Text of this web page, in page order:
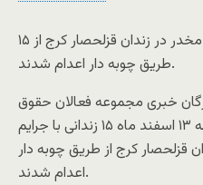
۱۵ زندانی با جرایم مربوط به مواد مخدر در زندان قزلحصار کرج از
طریق چوبه دار اعدام شدند.
ارگان خبری مجموعه فعالان حقوق
بشر در ایران، طی روز چهارشنبه ۱۳ اسفند ماه ۱۵ زندانی با جرایم
قزلحصار کرج از طریق چوبه دار
اعدام شدند.